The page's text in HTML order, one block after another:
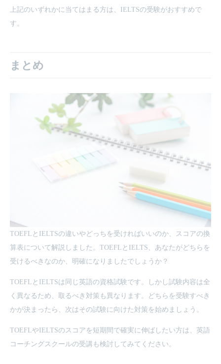
上記のいずれかに当てはまる方は、IELTSの受験がおすすめで
す。
まとめ
TOEFLとIELTSの違いやどっちを受ければいいのか、スコアの換
算表について解説しました。TOEFLとIELTS、あなたがどちらを
受けるべきなのか、明確になりましたでしょうか？
TOEFLとIELTSは同じ英語の資格試験です。しかし試験内容は全
く異なるため、取るべき対策も異なります。どちらを受験すべき
かが決まったら、次はその試験に向けた対策を始めましょう。
TOEFLやIELTSのスコアを短期間で確実に伸ばしたい方は、英語
コーチングスクールの受講も検討してみてください。